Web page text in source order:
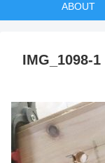
ABOUT
IMG_1098-1